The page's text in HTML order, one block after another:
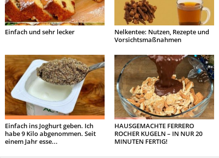
Einfach und sehr lecker
Nelkentee: Nutzen, Rezepte und
Vorsichtsmaßnahmen
Einfach ins Joghurt geben. Ich
habe 9 Kilo abgenommen. Seit
einem Jahr esse...
HAUSGEMACHTE FERRERO
ROCHER KUGELN – IN NUR 20
MINUTEN FERTIG!